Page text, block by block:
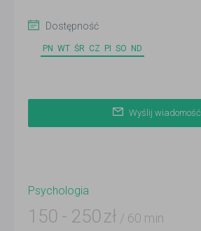
Dostępność
PN WT ŚR CZ PI SO ND
Wyślij wiadomość
Psychologia
150 - 250 zł / 60 min